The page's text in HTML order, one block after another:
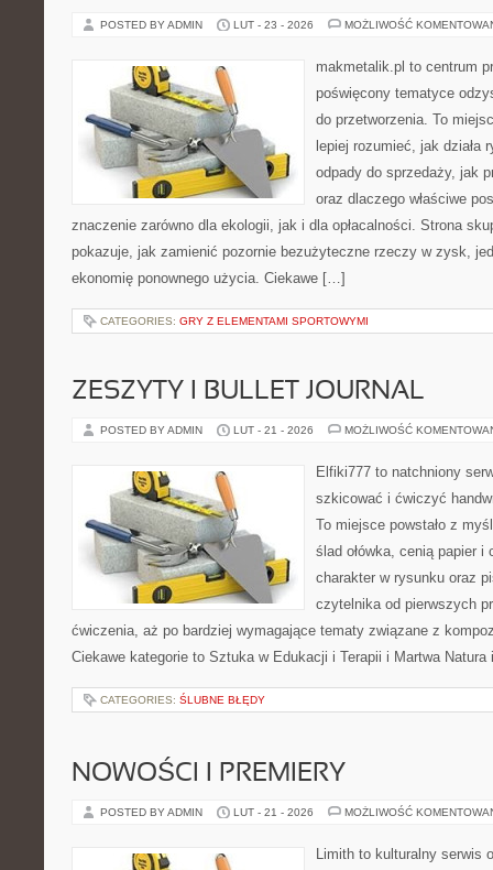
POSTED BY ADMIN LUT - 23 - 2026 MOŻLIWOŚĆ
makmetalik.pl to centrum
poświęcony tematyce
do przetworzenia. To
lepiej rozumieć, jak działa
odpady do sprzedaży, jak
oraz dlaczego właściwe
znaczenie zarówno dla ekologii, jak i dla opłacalności. Strona
pokazuje, jak zamienić pozornie bezużyteczne rzeczy w zysk,
ekonomię ponownego użycia. Ciekawe […]
CATEGORIES: GRY Z ELEMENTAMI SPORTOWYMI
ZESZYTY I BULLET JOURNAL
POSTED BY ADMIN LUT - 21 - 2026 MOŻLIWOŚĆ
Elfiki777 to natchniony
szkicować i ćwiczyć
To miejsce powstało z
ślad ołówka, cenią papier i
charakter w rysunku oraz
czytelnika od pierwszych
ćwiczenia, aż po bardziej wymagające tematy związane z
Ciekawe kategorie to Sztuka w Edukacji i Terapii i Martwa
CATEGORIES: ŚLUBNE BŁĘDY
NOWOŚCI I PREMIERY
POSTED BY ADMIN LUT - 21 - 2026 MOŻLIWOŚĆ
Limith to kulturalny serwis